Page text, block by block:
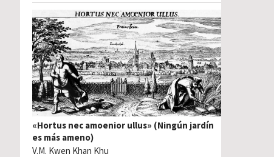
«Hortus nec amoenior ullus» (Ningún jardín
es más ameno)
V.M. Kwen Khan Khu